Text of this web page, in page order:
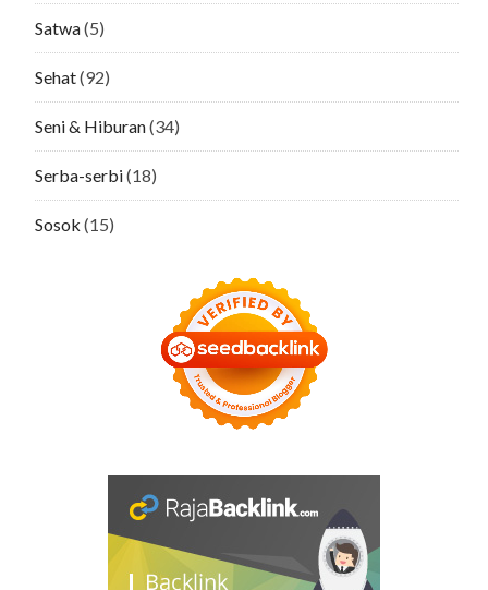
Satwa(5)
Sehat(92)
Seni & Hiburan(34)
Serba-serbi(18)
Sosok (15)